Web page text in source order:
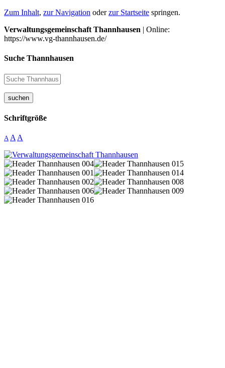
Zum Inhalt, zur Navigation oderzur Startseite springen.
Verwaltungsgemeinschaft Thannhausen | Online:
https://www.vg-thannhausen.de/
Suche Thannhausen
suchen
Schriftgröße
A A A